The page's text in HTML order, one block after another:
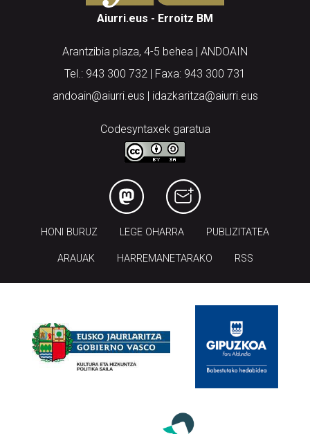
Aiurri.eus - Erroitz BM
Arantzibia plaza, 4-5 behea | ANDOAIN
Tel.: 943 300 732 | Faxa: 943 300 731
andoain@aiurri.eus | idazkaritza@aiurri.eus
Codesyntaxek garatua
HONI BURUZ LEGE OHARRA PUBLIZITATEA
ARAUAK HARREMANETARAKO RSS